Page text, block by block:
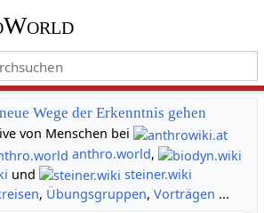
Wege der Erkenntnis gehen
von Menschen bei
anthro.world,
und
steiner.wiki
, Übungsgruppen, Vorträgen ...